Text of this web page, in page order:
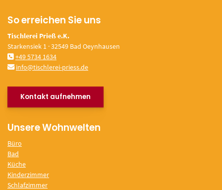
So erreichen Sie uns
Tischlerei Prieß e.K.
Starkensiek 1 · 32549 Bad Oeynhausen
+49 5734 1634
info@tischlerei-priess.de
Kontakt aufnehmen
Unsere Wohnwelten
Büro
Bad
Küche
Kinderzimmer
Schlafzimmer